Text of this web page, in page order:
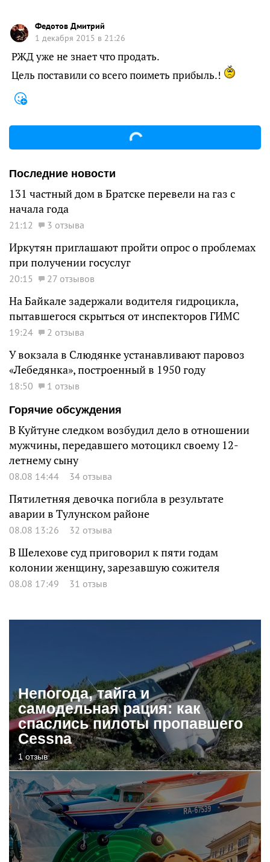
Федотов Дмитрий
1 декабря 2015 в 21:26
РЖД уже не знает что продать.
Цель поставили со всего поиметь прибыль.!
Последние новости
131 частный дом в Братске перевели на газ с
начала года
21:12 3 отзыва
Иркутян приглашают пройти опрос о проблемах
при получении госуслуг
20:15 27 отзывов
На Байкале задержали водителя гидроцикла,
пытавшегося скрыться от инспекторов ГИМС
19:24 2 отзыва
У вокзала в Слюдянке устанавливают паровоз
«Лебедянка», построенный в 1950 году
18:50
1 отзыв
Горячие обсуждения
В Куйтуне следком возбудил дело в отношении
мужчины, передавшего мотоцикл своему 12-
летнему сыну
08.08 14:44 34 отзыва
Пятилетняя девочка погибла в результате
аварии в Тулунском районе
08.08 13:26 32 отзыва
В Шелехове суд приговорил к пяти годам
колонии женщину, зарезавшую сожителя
08.08 17:49 31 отзыв
Непогода, тайга и
самодельная рация: как
спаслись пилоты пропавшего
Cessna
1 отзыв